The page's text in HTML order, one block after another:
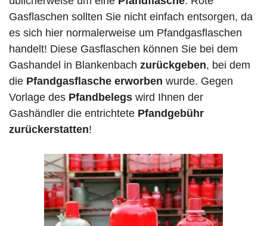
Gasflaschen sollten Sie nicht einfach entsorgen, da
es sich hier normalerweise um Pfandgasflaschen
handelt! Diese Gasflaschen können Sie bei dem
Gashandel in Blankenbach zurückgeben, bei dem
die Pfandgasflasche erworben wurde. Gegen
Vorlage des Pfandbelegs wird Ihnen der
Gashändler die entrichtete Pfandgebühr
zurückerstatten!